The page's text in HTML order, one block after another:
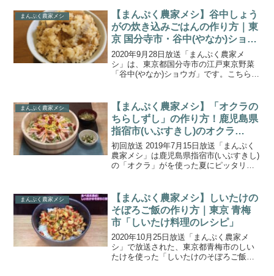
モ」と「葉酸たまご」で、鶏を味わいつ
くします。ほど...
まんぷく農家メシ
【まんぷく農家メシ】谷中しょう
がの炊き込みごはんの作り方｜東
京 国分寺市・谷中(やなか)ショウ
ガ レシピ
2020年9月28日放送「まんぷく農家メ
シ」は、東京都国分寺市の江戸東京野菜
「谷中(やなか)ショウガ」です。こちらで
も言われる『谷中生姜』は、根茎がまだ
小さく柔らか...
まんぷく農家メシ
【まんぷく農家メシ】「オクラの
ちらしずし」の作り方！鹿児島県
指宿市(いぶすきし)のオクラ
(2019.7.15)
初回放送 2019年7月15日放送「まんぷく
農家メシ」は鹿児島県指宿市(いぶすきし)
の「オクラ」がを使った夏にピッタリの
車でオクラ農家をめぐり、数々のアイデ
アレシピを堪...
まんぷく農家メシ
【まんぷく農家メシ】しいたけの
そぼろご飯の作り方｜東京 青梅
市「しいたけ料理のレシピ」
2020年10月25日放送「まんぷく農家メ
シ」で放送された、東京都青梅市のしい
たけを使った「しいたけのそぼろご飯」